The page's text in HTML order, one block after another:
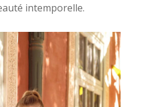
intemporelle.